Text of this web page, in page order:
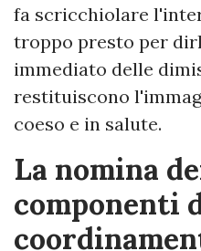
fa scricchiolare
troppo presto per
immediato delle
restituiscono
coeso e in salute.
La nomina
componenti